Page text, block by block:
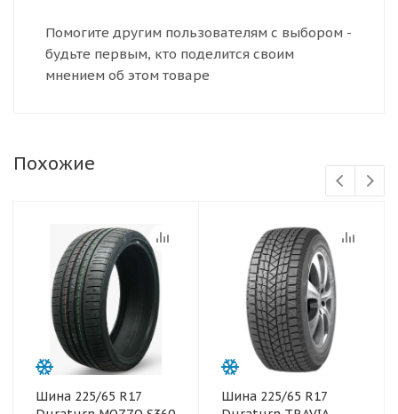
Помогите другим пользователям с выбором -
будьте первым, кто поделится своим
мнением об этом товаре
Похожие
Шина 225/65 R17
Шина 225/65 R17